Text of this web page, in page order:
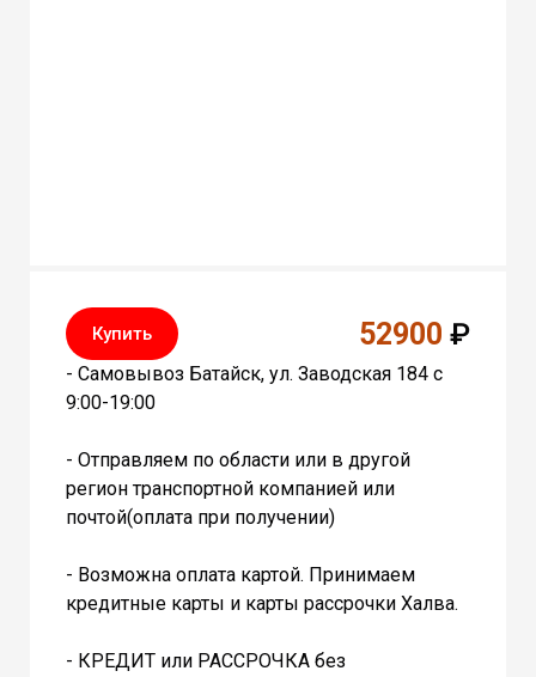
Купить 52900 ₽
- Самовывоз Батайск, ул. Заводская 184 с
9:00-19:00
- Отправляем по области или в другой
регион транспортной компанией или
почтой(оплата при получении)
- Возможна оплата картой. Принимаем
кредитные карты и карты рассрочки Халва.
- КРЕДИТ или РАССРОЧКА без